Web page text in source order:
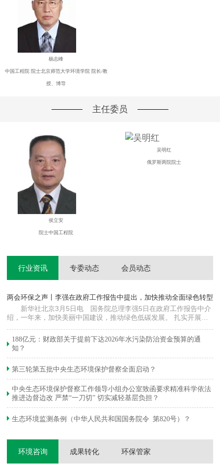
杨志峰
中国工程院 院士北京师范大学环境学院 院长/教
授、博导
主任委员
侯立安
院士中国工程院
吴明红
俄罗斯两院院士
行业资讯 专委动态 会员动态
两会环保之声丨李强在政府工作报告中提出，加快推动全面绿色转型
新华社北京3月5日电 国务院总理李强5日在政府工作报告中介
绍，一年来，加快美丽中国建设，推动绿色低碳发展。 扎实开展大
浓度下降…
188亿元：财政部关于提前下达2026年水污染防治资金预算的通
知？
第三轮第五批中央生态环境保护督察全面启动？
中央生态环境保护督察工作领导小组办公室致函要求精准科学依法
推进边督边改 严禁“一刀切” 切实减轻基层负担？
生态环境监测条例（中华人民共和国国务院令 第820号）？
环境咨询 成果转化 环保管家